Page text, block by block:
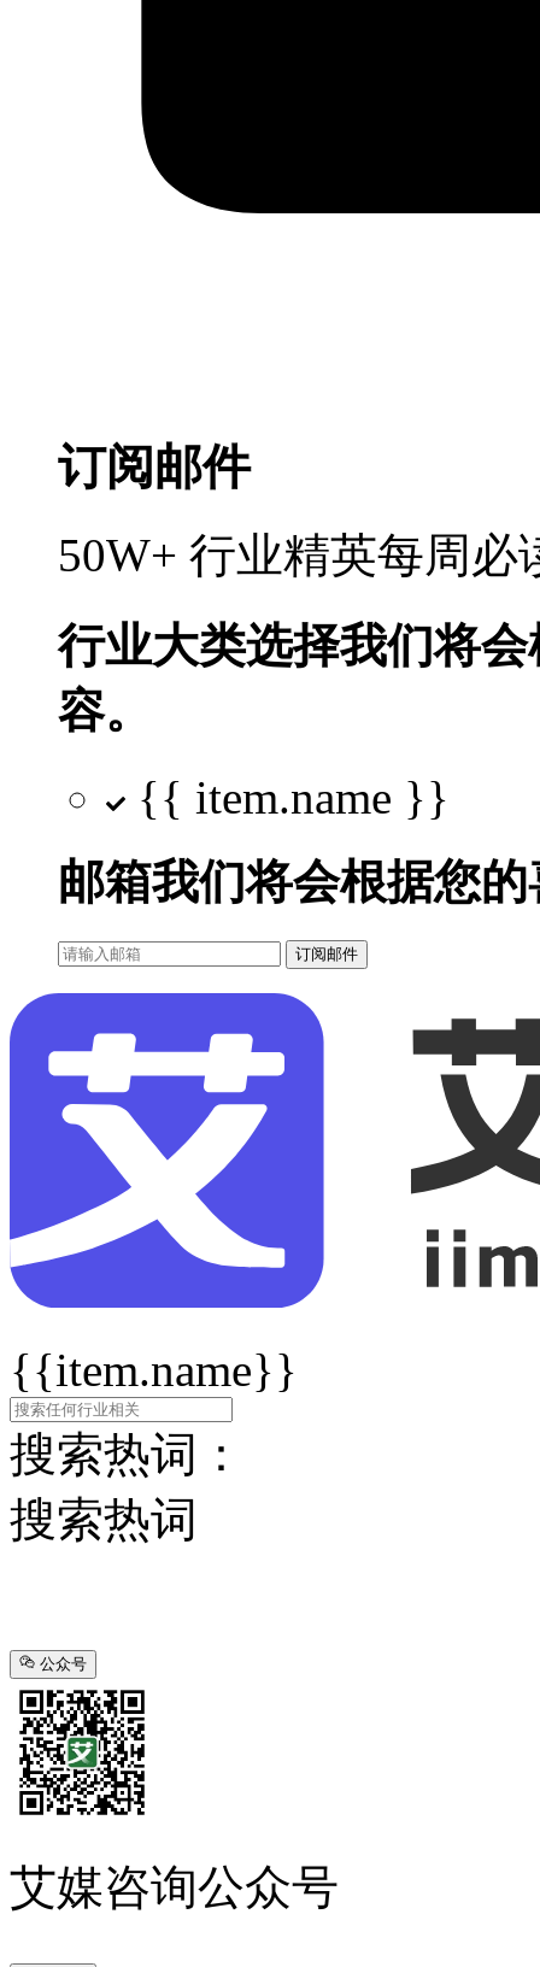
订阅邮件
50W+ 行业精英每周
行业大类选择我们将
容。
{{ item.name }}
邮箱我们将会根据您
订阅邮件
{{item.name}}
搜索热词：
搜索热词
公众号
艾媒咨询公众号